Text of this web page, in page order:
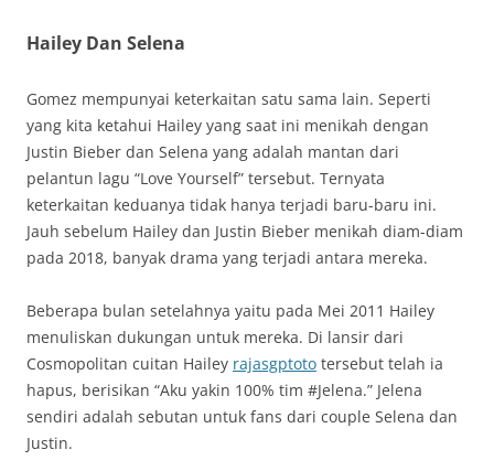
Hailey Dan Selena
Gomez mempunyai keterkaitan satu sama lain. Seperti
yang kita ketahui Hailey yang saat ini menikah dengan
Justin Bieber dan Selena yang adalah mantan dari
pelantun lagu “Love Yourself” tersebut. Ternyata
keterkaitan keduanya tidak hanya terjadi baru-baru ini.
Jauh sebelum Hailey dan Justin Bieber menikah diam-diam
pada 2018, banyak drama yang terjadi antara mereka.
Beberapa bulan setelahnya yaitu pada Mei 2011 Hailey
menuliskan dukungan untuk mereka. Di lansir dari
Cosmopolitan cuitan Hailey rajasgptoto tersebut telah ia
hapus, berisikan “Aku yakin 100% tim #Jelena.” Jelena
sendiri adalah sebutan untuk fans dari couple Selena dan
Justin.